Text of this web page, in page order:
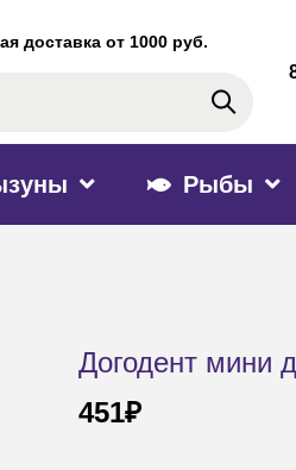
доставка от 1000 руб.
Поиск
Рыбы
Догодент мини
451₽